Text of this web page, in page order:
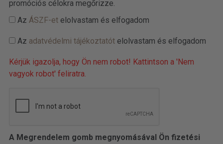
promóciós célokra megőrizze.
Az ÁSZF-etelolvastam és elfogadom
Az adatvédelmi tájékoztatótelolvastam és elfogadom
Kérjük igazolja, hogy Ön nem robot! Kattintson a 'Nem
vagyok robot' feliratra.
A Megrendelem gomb megnyomásával Ön fizetési